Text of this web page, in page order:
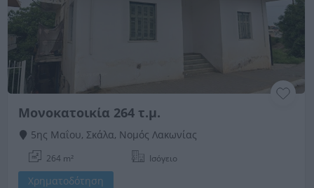
Μονοκατοικία 264 τ.μ.
5ης Μαΐου, Σκάλα, Νομός Λακωνίας
264 m² Ισόγειο
Χρηματοδότηση